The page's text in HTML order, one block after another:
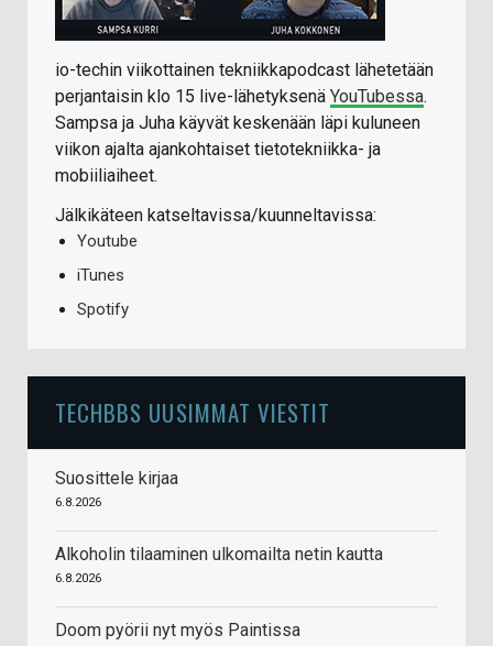
io-techin viikottainen tekniikkapodcast lähetetään
perjantaisin klo 15 live-lähetyksenä YouTubessa.
Sampsa ja Juha käyvät keskenään läpi kuluneen
viikon ajalta ajankohtaiset tietotekniikka- ja
mobiiliaiheet.
Jälkikäteen katseltavissa/kuunneltavissa:
Youtube
iTunes
Spotify
TECHBBS UUSIMMAT VIESTIT
Suosittele kirjaa
6.8.2026
Alkoholin tilaaminen ulkomailta netin kautta
6.8.2026
Doom pyörii nyt myös Paintissa